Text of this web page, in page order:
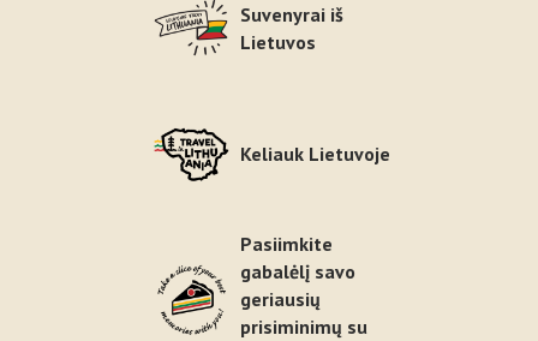
Suvenyrai iš
Lietuvos
Keliauk Lietuvoje
Pasiimkite
gabalėlį savo
geriausių
prisiminimų su